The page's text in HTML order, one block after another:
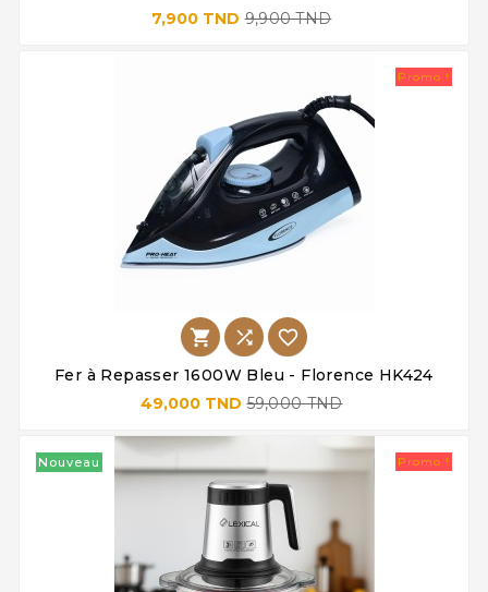
7,900 TND 9,900 TND
Promo !
  
Fer à Repasser 1600W Bleu - Florence HK424
49,000 TND 59,000 TND
Nouveau Promo !